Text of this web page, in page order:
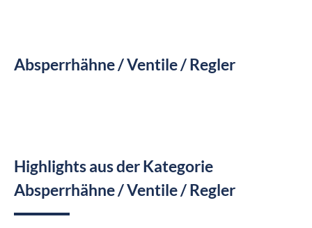
Absperrhähne / Ventile / Regler
Highlights aus der Kategorie
Absperrhähne / Ventile / Regler